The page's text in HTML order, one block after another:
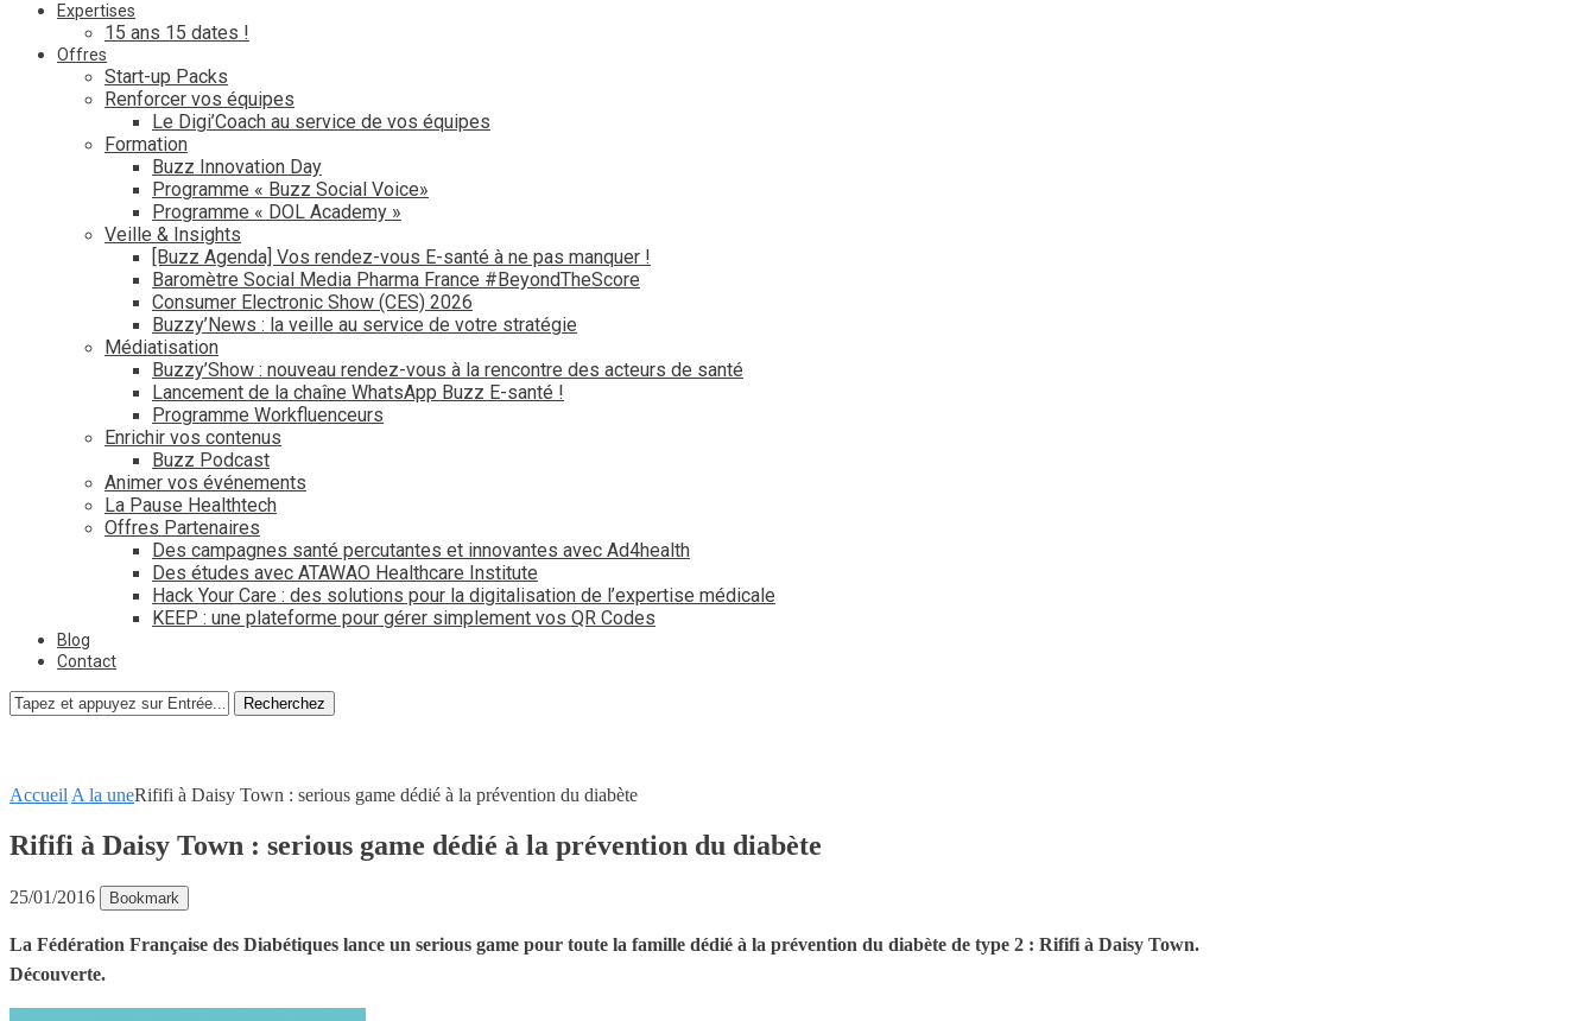
Expertises
15 ans 15 dates !
Offres
Start-up Packs
Renforcer vos équipes
Le Digi’Coach au service de vos équipes
Formation
Buzz Innovation Day
Programme « Buzz Social Voice»
Programme « DOL Academy »
Veille & Insights
[Buzz Agenda] Vos rendez-vous E-santé à ne pas manquer !
Baromètre Social Media Pharma France #BeyondTheScore
Consumer Electronic Show (CES) 2026
Buzzy’News : la veille au service de votre stratégie
Médiatisation
Buzzy’Show : nouveau rendez-vous à la rencontre des acteurs de santé
Lancement de la chaîne WhatsApp Buzz E-santé !
Programme Workfluenceurs
Enrichir vos contenus
Buzz Podcast
Animer vos événements
La Pause Healthtech
Offres Partenaires
Des campagnes santé percutantes et innovantes avec Ad4health
Des études avec ATAWAO Healthcare Institute
Hack Your Care : des solutions pour la digitalisation de l’expertise médicale
KEEP : une plateforme pour gérer simplement vos QR Codes
Blog
Contact
Recherchez
Accueil A la uneRififi à Daisy Town : serious game dédié à la prévention du diabète
Rififi à Daisy Town : serious game dédié à la prévention du diabète
25/01/2016 Bookmark
La Fédération Française des Diabétiques lance un serious game pour toute la famille dédié à la prévention du diabète de type 2 : Rififi à Daisy Town.
Découverte.